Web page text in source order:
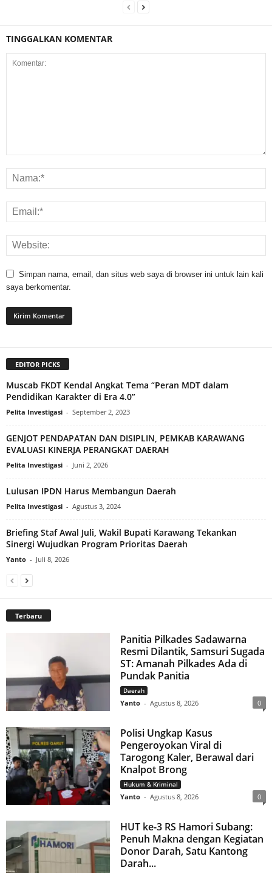
TINGGALKAN KOMENTAR
Simpan nama, email, dan situs web saya di browser ini untuk lain kali
saya berkomentar.
EDITOR PICKS
Muscab FKDT Kendal Angkat Tema “Peran MDT dalam
Pendidikan Karakter di Era 4.0”
Pelita Investigasi - September 2, 2023
GENJOT PENDAPATAN DAN DISIPLIN, PEMKAB KARAWANG
EVALUASI KINERJA PERANGKAT DAERAH
Pelita Investigasi - Juni 2, 2026
Lulusan IPDN Harus Membangun Daerah
Pelita Investigasi - Agustus 3, 2024
Briefing Staf Awal Juli, Wakil Bupati Karawang Tekankan
Sinergi Wujudkan Program Prioritas Daerah
Yanto - Juli 8, 2026
Terbaru
Panitia Pilkades Sadawarna
Resmi Dilantik, Samsuri Sugada
ST: Amanah Pilkades Ada di
Pundak Panitia
Daerah
Yanto - Agustus 8, 2026 0
Polisi Ungkap Kasus
Pengeroyokan Viral di
Tarogong Kaler, Berawal dari
Knalpot Brong
Hukum & Kriminal
Yanto - Agustus 8, 2026 0
HUT ke-3 RS Hamori Subang:
Penuh Makna dengan Kegiatan
Donor Darah, Satu Kantong
Darah...